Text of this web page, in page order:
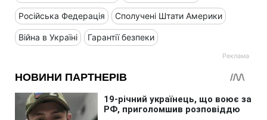
Російська Федерація Сполучені Штати Америки
Війна в Україні Гарантії безпеки